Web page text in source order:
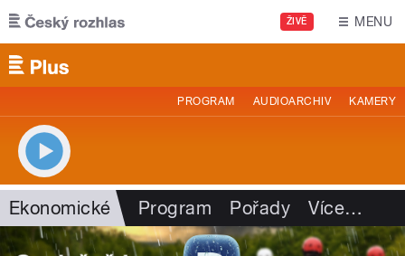
Přejít k hlavnímu obsahu
ŽIVĚ MENU
PROGRAM AUDIOARCHIV KAMERY
Ekonomické Program Pořady Více…